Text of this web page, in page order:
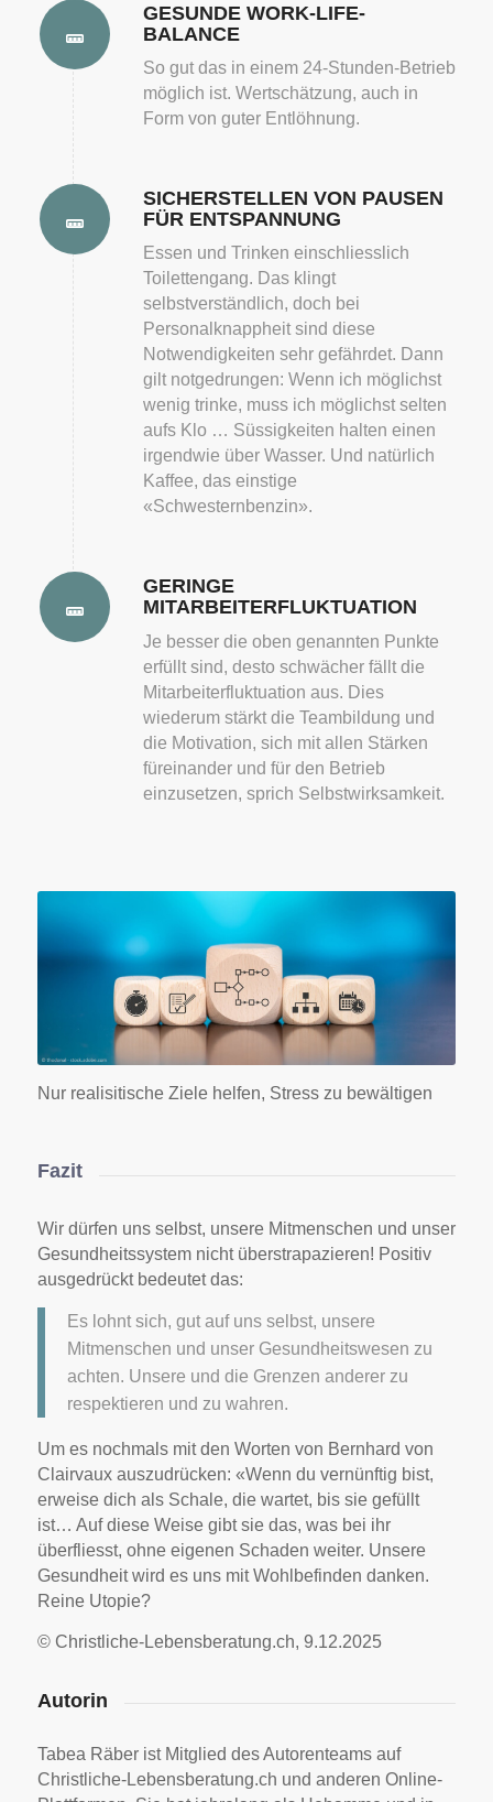
GESUNDE WORK-LIFE-
BALANCE
So gut das in einem 24-Stunden-Betrieb
möglich ist. Wertschätzung, auch in
Form von guter Entlöhnung.
SICHERSTELLEN VON PAUSEN
FÜR ENTSPANNUNG
Essen und Trinken einschliesslich
Toilettengang. Das klingt
selbstverständlich, doch bei
Personalknappheit sind diese
Notwendigkeiten sehr gefährdet. Dann
gilt notgedrungen: Wenn ich möglichst
wenig trinke, muss ich möglichst selten
aufs Klo … Süssigkeiten halten einen
irgendwie über Wasser. Und natürlich
Kaffee, das einstige
«Schwesternbenzin».
GERINGE
MITARBEITERFLUKTUATION
Je besser die oben genannten Punkte
erfüllt sind, desto schwächer fällt die
Mitarbeiterfluktuation aus. Dies
wiederum stärkt die Teambildung und
die Motivation, sich mit allen Stärken
füreinander und für den Betrieb
einzusetzen, sprich Selbstwirksamkeit.
Nur realisitische Ziele helfen, Stress zu bewältigen
Fazit
Wir dürfen uns selbst, unsere Mitmenschen und unser
Gesundheitssystem nicht überstrapazieren! Positiv
ausgedrückt bedeutet das:
Es lohnt sich, gut auf uns selbst, unsere
Mitmenschen und unser Gesundheitswesen zu
achten. Unsere und die Grenzen anderer zu
respektieren und zu wahren.
Um es nochmals mit den Worten von Bernhard von
Clairvaux auszudrücken: «Wenn du vernünftig bist,
erweise dich als Schale, die wartet, bis sie gefüllt
ist… Auf diese Weise gibt sie das, was bei ihr
überfliesst, ohne eigenen Schaden weiter. Unsere
Gesundheit wird es uns mit Wohlbefinden danken.
Reine Utopie?
© Christliche-Lebensberatung.ch, 9.12.2025
Autorin
Tabea Räber ist Mitglied des Autorenteams auf
Christliche-Lebensberatung.ch und anderen Online-